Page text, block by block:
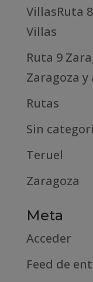
VillasRuta
Villas
Ruta 9
Zaragoza
Rutas
Sin
Teruel
Zaragoza
Meta
Acceder
Feed de